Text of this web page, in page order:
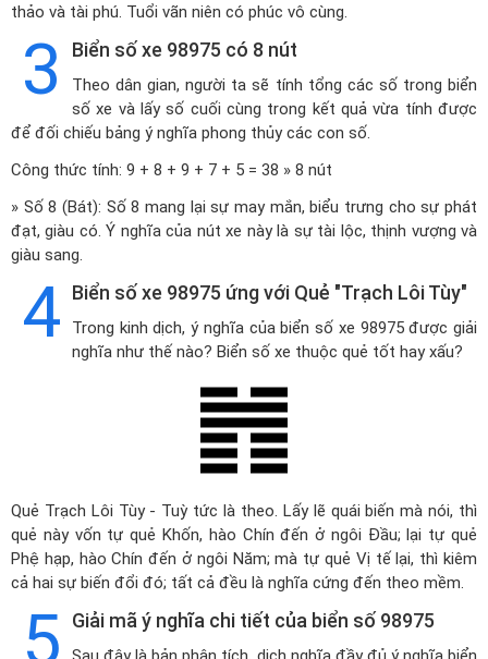
thảo và tài phú. Tuổi vãn niên có phúc vô cùng.
3 Biển số xe 98975 có 8 nút
Theo dân gian, người ta sẽ tính tổng các số trong biển
số xe và lấy số cuối cùng trong kết quả vừa tính được
để đối chiếu bảng ý nghĩa phong thủy các con số.
Công thức tính: 9 + 8 + 9 + 7 + 5 = 38 » 8 nút
» Số 8 (Bát): Số 8 mang lại sự may mắn, biểu trưng cho sự phát
đạt, giàu có. Ý nghĩa của nút xe này là sự tài lộc, thịnh vượng và
giàu sang.
4 Biển số xe 98975 ứng với Quẻ "Trạch Lôi Tùy"
Trong kinh dịch, ý nghĩa của biển số xe 98975 được giải
nghĩa như thế nào? Biển số xe thuộc quẻ tốt hay xấu?
Quẻ Trạch Lôi Tùy - Tuỳ tức là theo. Lấy lẽ quái biến mà nói, thì
quẻ này vốn tự quẻ Khốn, hào Chín đến ở ngôi Đầu; lại tự quẻ
Phệ hạp, hào Chín đến ở ngôi Năm; mà tự quẻ Vị tế lại, thì kiêm
cả hai sự biến đổi đó; tất cả đều là nghĩa cứng đến theo mềm.
5 Giải mã ý nghĩa chi tiết của biển số 98975